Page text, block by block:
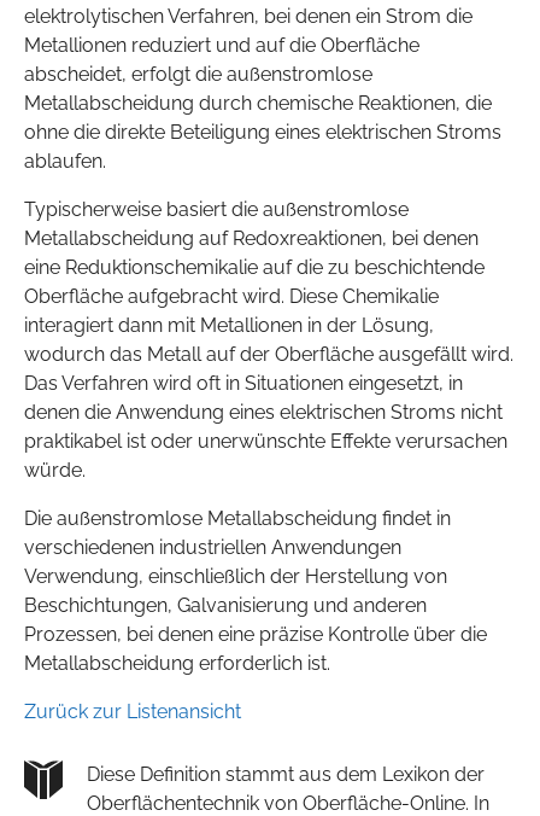
elektrolytischen Verfahren, bei denen ein Strom die
Metallionen reduziert und auf die Oberfläche
abscheidet, erfolgt die außenstromlose
Metallabscheidung durch chemische Reaktionen, die
ohne die direkte Beteiligung eines elektrischen Stroms
ablaufen.
Typischerweise basiert die außenstromlose
Metallabscheidung auf Redoxreaktionen, bei denen
eine Reduktionschemikalie auf die zu beschichtende
Oberfläche aufgebracht wird. Diese Chemikalie
interagiert dann mit Metallionen in der Lösung,
wodurch das Metall auf der Oberfläche ausgefällt wird.
Das Verfahren wird oft in Situationen eingesetzt, in
denen die Anwendung eines elektrischen Stroms nicht
praktikabel ist oder unerwünschte Effekte verursachen
würde.
Die außenstromlose Metallabscheidung findet in
verschiedenen industriellen Anwendungen
Verwendung, einschließlich der Herstellung von
Beschichtungen, Galvanisierung und anderen
Prozessen, bei denen eine präzise Kontrolle über die
Metallabscheidung erforderlich ist.
Zurück zur Listenansicht
Diese Definition stammt aus dem Lexikon der
Oberflächentechnik von Oberfläche-Online. In